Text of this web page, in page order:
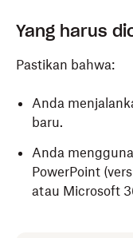
Yang harus
Pastikan bahwa:
Anda
baru.
Anda
PowerPoint
atau Microsoft